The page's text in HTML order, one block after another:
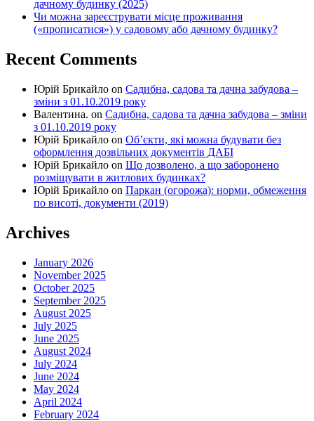
дачному будинку (2025)
Чи можна зареєструвати місце проживання
(«прописатися») у садовому або дачному будинку?
Recent Comments
Юрій Брикайло on Садибна, садова та дачна забудова –
зміни з 01.10.2019 року
Валентина. on Садибна, садова та дачна забудова – зміни
з 01.10.2019 року
Юрій Брикайло on Об’єкти, які можна будувати без
оформлення дозвільних документів ДАБІ
Юрій Брикайло on Що дозволено, а що заборонено
розміщувати в житлових будинках?
Юрій Брикайло on Паркан (огорожа): норми, обмеження
по висоті, документи (2019)
Archives
January 2026
November 2025
October 2025
September 2025
August 2025
July 2025
June 2025
August 2024
July 2024
June 2024
May 2024
April 2024
February 2024